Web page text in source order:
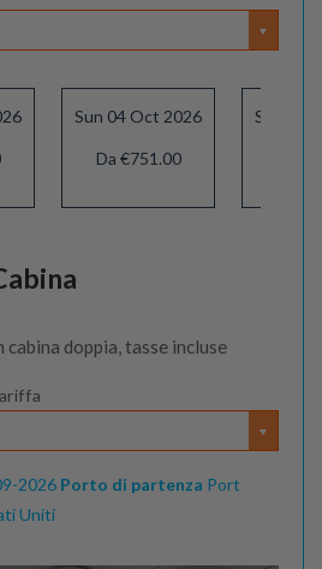
Sun 04 Oct 2026
Da €751.00
Sun 18
cabina doppia, tasse incluse
2026 Porto di partenza Port
Uniti